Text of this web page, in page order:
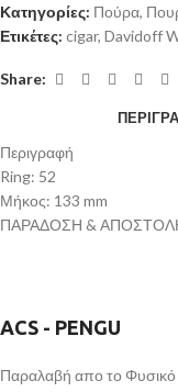
Κατηγορίες: Πούρα,
Ετικέτες: cigar, Davidoff
Share:
Περιγραφή
Ring: 52
Μήκος: 133 mm
ΠΑΡΑΔΟΣΗ &
ACS - PENGU
Παραλαβή απο το